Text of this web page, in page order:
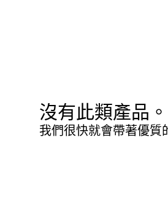
沒有此類產品。
我們很快就會帶著優質